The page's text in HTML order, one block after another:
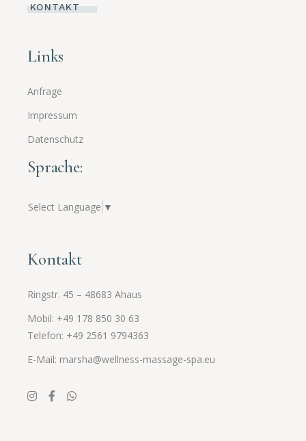
KONTAKT
Links
Anfrage
Impressum
Datenschutz
Sprache:
Select Language ▼
Kontakt
Ringstr. 45 – 48683 Ahaus
Mobil: +49 178 850 30 63
Telefon: +49 2561 9794363
E-Mail: marsha@wellness-massage-spa.eu